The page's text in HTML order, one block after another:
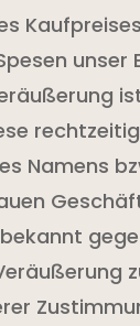
unser
Namens